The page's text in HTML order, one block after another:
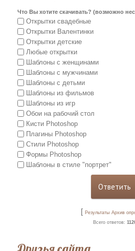
Что Вы хотите скачивать? (возможно
Открытки свадебные
Открытки Валентинки
Открытки детские
Любые открытки
Шаблоны с женщинами
Шаблоны с мужчинами
Шаблоны с детьми
Шаблоны из фильмов
Шаблоны из игр
Обои на рабочий стол
Кисти Photoshop
Плагины Photoshop
Стили Photoshop
Формы Photoshop
Шаблоны в стиле "портрет"
[ Результаты Архив
Всего ответов: